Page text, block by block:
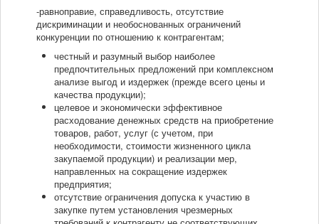
-равноправие, справедливость, отсутствие
дискриминации и необоснованных ограничений
конкуренции по отношению к контрагентам;
честный и разумный выбор наиболее
предпочтительных предложений при комплексном
анализе выгод и издержек (прежде всего цены и
качества продукции);
целевое и экономически эффективное
расходование денежных средств на приобретение
товаров, работ, услуг (с учетом, при
необходимости, стоимости жизненного цикла
закупаемой продукции) и реализации мер,
направленных на сокращение издержек
предприятия;
отсутствие ограничения допуска к участию в
закупке путем установления чрезмерных